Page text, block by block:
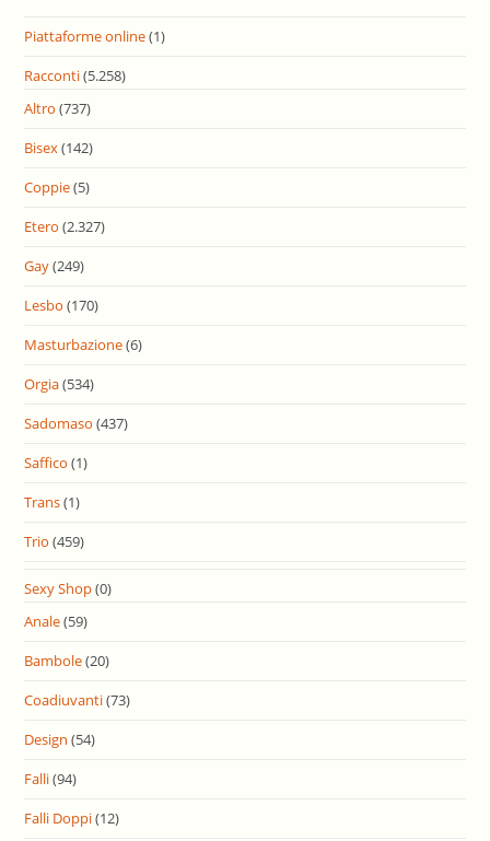
Piattaforme online(1)
Racconti(5.258)
Altro (737)
Bisex(142)
Coppie(5)
Etero (2.327)
Gay(249)
Lesbo (170)
Masturbazione(6)
Orgia(534)
Sadomaso (437)
Saffico (1)
Trans(1)
Trio (459)
Sexy Shop(0)
Anale(59)
Bambole(20)
Coadiuvanti(73)
Design (54)
Falli(94)
Falli Doppi(12)